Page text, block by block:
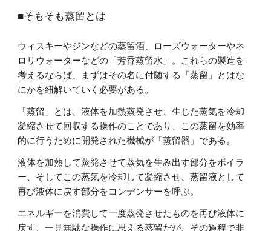
■そもそも蒸留とは
ウィスキーやジンなどの蒸留酒、ローズウォーターやネ
ロリウォーターなどの「芳香蒸留水」。これらの製造を
考えるならば、まずはその名に付随する「蒸留」とはな
にかを紐解いていく必要がある。
「蒸留」とは、液体を加熱蒸発させ、生じた蒸気を冷却
凝縮させて回収する操作のことであり、この蒸留を効率
的に行うために開発された機械が「蒸留器」である。
液体を加熱して蒸発させて蒸気を生み出す部分をボイラ
ー、そしてこの蒸気を冷却して凝縮させ、蒸留液として
再び液体に戻す部分をコンデンサーを呼ぶ。
エネルギーを消費して一度蒸発させたものを再び液体に
戻す、一見無駄な操作に思える蒸留だが、その過程で非